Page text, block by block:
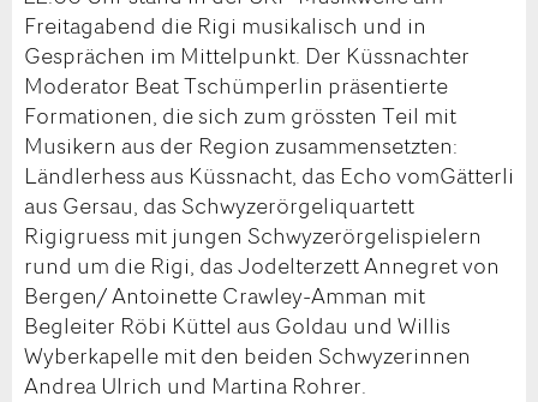
Freitagabend die Rigi musikalisch und in
Gesprächen im Mittelpunkt. Der Küssnachter
Moderator Beat Tschümperlin präsentierte
Formationen, die sich zum grössten Teil mit
Musikern aus der Region zusammensetzten:
Ländlerhess aus Küssnacht, das Echo vomGätterli
aus Gersau, das Schwyzerörgeliquartett
Rigigruess mit jungen Schwyzerörgelispielern
rund um die Rigi, das Jodelterzett Annegret von
Bergen/ Antoinette Crawley-Amman mit
Begleiter Röbi Küttel aus Goldau und Willis
Wyberkapelle mit den beiden Schwyzerinnen
Andrea Ulrich und Martina Rohrer.